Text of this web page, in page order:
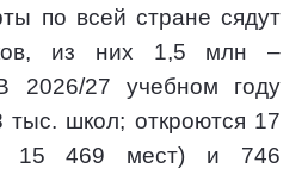
по всей стране сядут
из них 1,5 млн –
2026/27 учебном году
тыс. школ; откроются 17
15 469 мест) и 746